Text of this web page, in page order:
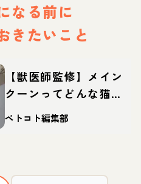
なる前に
きたいこと
【獣医師監修】メイン
クーンってどんな猫？
性格・体重・寿命の特
徴・迎え方
ペトコト編集部